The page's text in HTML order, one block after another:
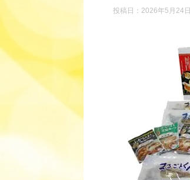
投稿日： 2026年5月24日